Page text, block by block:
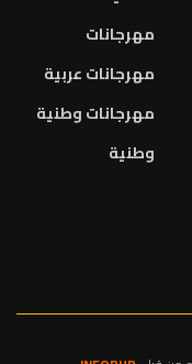
مهرجانات
مهرجانات عربية
مهرجانات وطنية
وطنية